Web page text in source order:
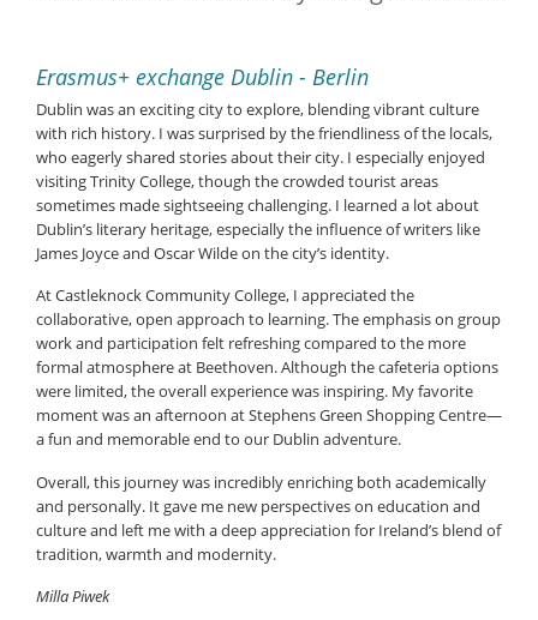
Erasmus+ exchange Dublin - Berlin
Dublin was an exciting city to explore, blending vibrant culture
with rich history. I was surprised by the friendliness of the locals,
who eagerly shared stories about their city. I especially enjoyed
visiting Trinity College, though the crowded tourist areas
sometimes made sightseeing challenging. I learned a lot about
Dublin’s literary heritage, especially the influence of writers like
James Joyce and Oscar Wilde on the city’s identity.
At Castleknock Community College, I appreciated the
collaborative, open approach to learning. The emphasis on group
work and participation felt refreshing compared to the more
formal atmosphere at Beethoven. Although the cafeteria options
were limited, the overall experience was inspiring. My favorite
moment was an afternoon at Stephens Green Shopping Centre—
a fun and memorable end to our Dublin adventure.
Overall, this journey was incredibly enriching both academically
and personally. It gave me new perspectives on education and
culture and left me with a deep appreciation for Ireland’s blend of
tradition, warmth and modernity.
Milla Piwek